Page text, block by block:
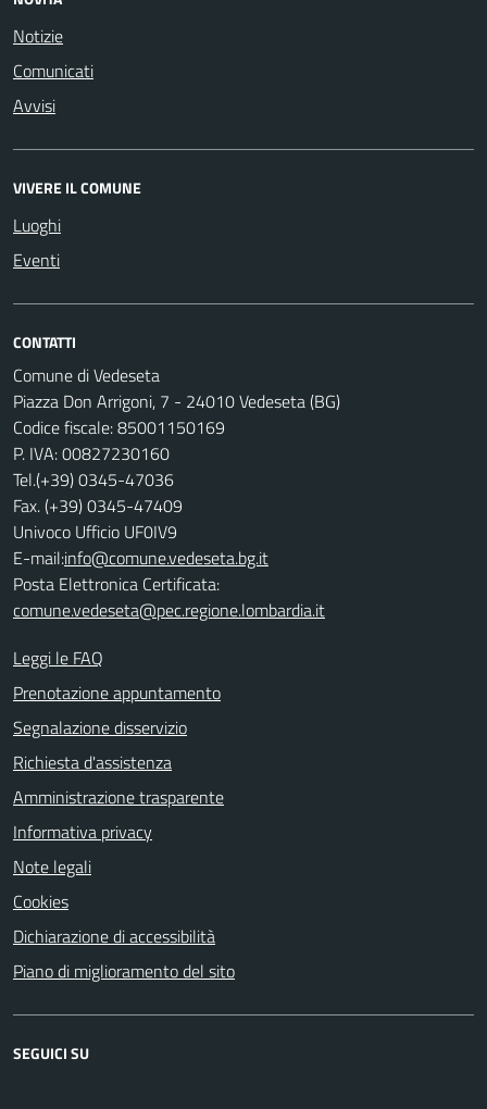
Notizie
Comunicati
Avvisi
VIVERE IL COMUNE
Luoghi
Eventi
CONTATTI
Comune di Vedeseta
Piazza Don Arrigoni, 7 - 24010 Vedeseta (BG)
Codice fiscale: 85001150169
P. IVA: 00827230160
Tel.(+39) 0345-47036
Fax. (+39) 0345-47409
Univoco Ufficio UF0IV9
E-mail:info@comune.vedeseta.bg.it
Posta Elettronica Certificata:
comune.vedeseta@pec.regione.lombardia.it
Leggi le FAQ
Prenotazione appuntamento
Segnalazione disservizio
Richiesta d'assistenza
Amministrazione trasparente
Informativa privacy
Note legali
Cookies
Dichiarazione di accessibilità
Piano di miglioramento del sito
SEGUICI SU